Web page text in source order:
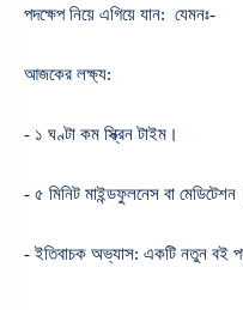
পদক্ষেপ নিয়ে এগিয়ে যান: যেমনঃ-
আজকের লক্ষ্য:
- ১ ঘণ্টা কম স্ক্রিন টাইম।
- ৫ মিনিট মাইন্ডফুলনেস বা মেডিটেশন
- ইতিবাচক অভ্যাস: একটি নতুন বই